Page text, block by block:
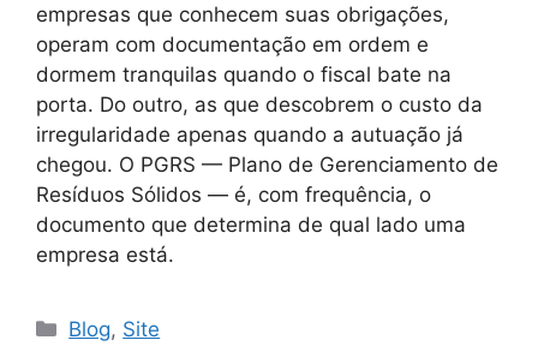
empresas que conhecem suas obrigações,
operam com documentação em ordem e
dormem tranquilas quando o fiscal bate na
porta. Do outro, as que descobrem o custo da
irregularidade apenas quando a autuação já
chegou. O PGRS — Plano de Gerenciamento de
Resíduos Sólidos — é, com frequência, o
documento que determina de qual lado uma
empresa está.
Blog, Site